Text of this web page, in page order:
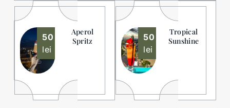
50
lei
Aperol
Spritz
50
lei
Tropical
Sunshine